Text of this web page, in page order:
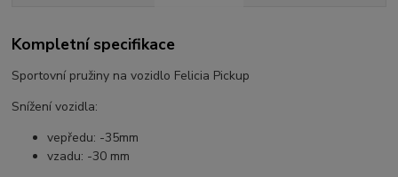
Kompletní specifikace
Sportovní pružiny na vozidlo Felicia Pickup
Snížení vozidla:
vepředu: -35mm
vzadu: -30 mm